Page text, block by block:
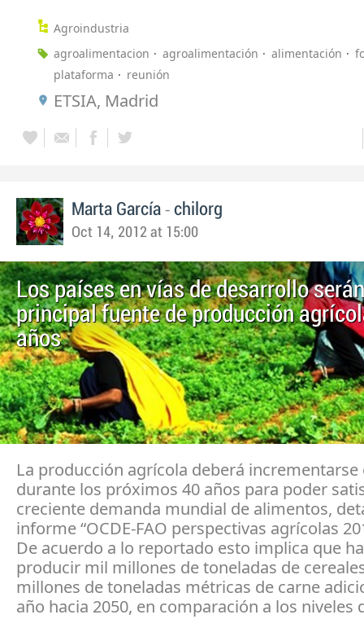
Agroindustria
agroalimentacion
agroalimentación alimentación
plataforma
reunión
ETSIA, Madrid
Marta García - chilorg
Oct 14, 2012 at 15:00
Los países en vías de desarrollo
principal fuente de producción
años
La producción agrícola deberá incrementarse
durante los próximos 40 años para poder
creciente demanda mundial de alimentos,
informe “OCDE-FAO perspectivas agrícolas
De acuerdo a lo reportado esto implica que
producir mil millones de toneladas de
millones de toneladas métricas de carne
año hacia 2050, en comparación a los niveles